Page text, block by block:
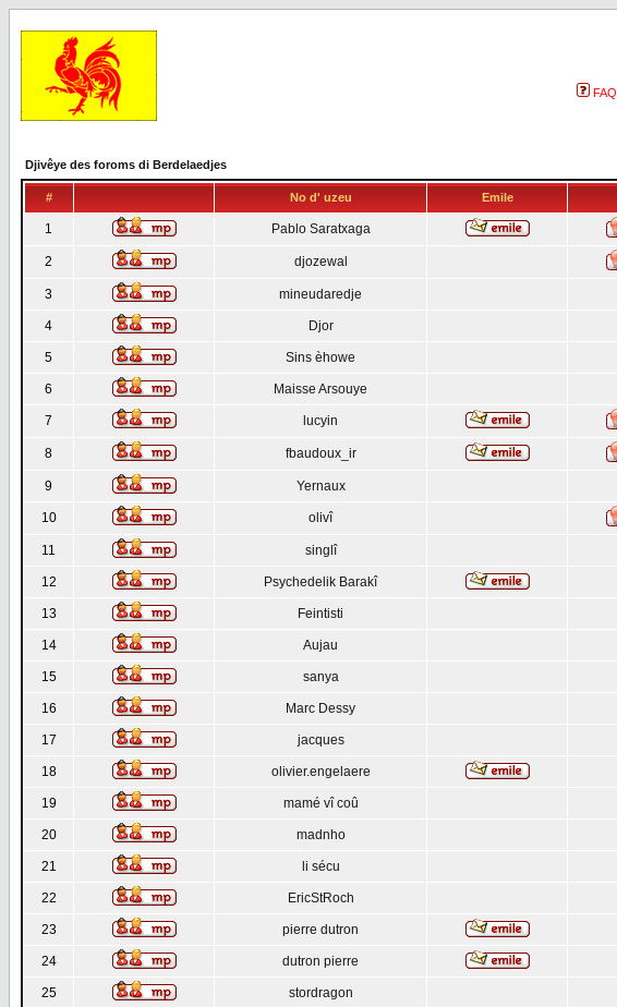
FAQ
Djivêye des foroms di Berdelaedjes
# No d' uzeu Emile
1 Pablo Saratxaga
2 djozewal
3 mineudaredje
4 Djor
5 Sins èhowe
6 Maisse Arsouye
7 lucyin
8 fbaudoux_ir
9 Yernaux
10 olivî
11 singlî
12 Psychedelik Barakî
13 Feintisti
14 Aujau
15 sanya
16 Marc Dessy
17 jacques
18 olivier.engelaere
19 mamé vî coû
20 madnho
21 li sécu
22 EricStRoch
23 pierre dutron
24 dutron pierre
25 stordragon